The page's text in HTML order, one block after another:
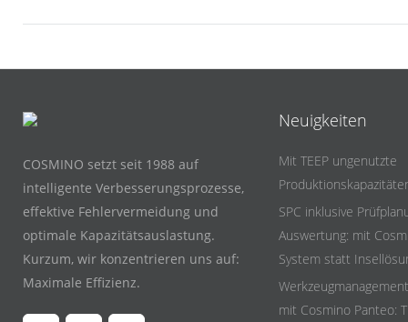
COSMINO setzt seit 1988 auf
intelligente Verbesserungsprozesse,
effektive Fehlervermeidung und
optimale Kapazitätsauslastung.
Kurzum, wir konzentrieren uns auf:
Maximale Effizienz.
Neuigkeiten
Mit TEEP ungenutzte
SPC inklusive
Auswertung: mit
System statt
mit Cosmino Panteo: